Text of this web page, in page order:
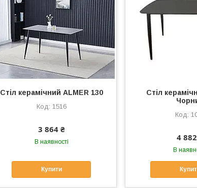
Стіл керамічний ALMER 130
1516
3 864 ₴
В наявності
Купити
Стіл
4
В